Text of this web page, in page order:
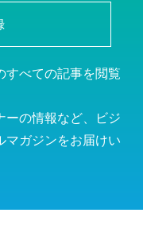
すべての記事を閲覧
ーの情報など、ビジ
マガジンをお届けい